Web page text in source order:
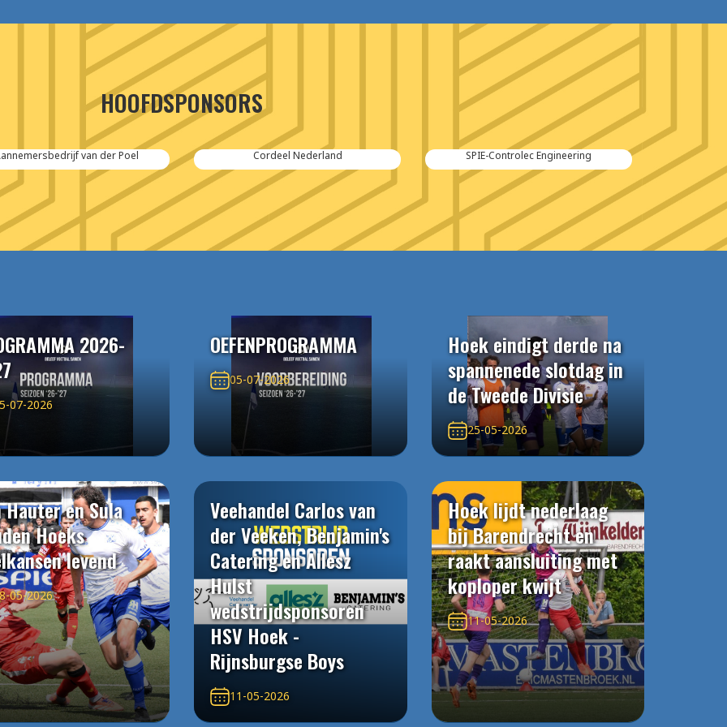
HOOFDSPONSORS
van der Poel Cordeel Nederland SPIE-Controlec Engineering
2026-
07-2026
OEFENPROGRAMMA
05-07-2026
Hoek eindigt derde na
spannenede slotdag in
de Tweede Divisie
25-05-2026
Hauter en Sula
Hoeks
levend
05-2026
Veehandel Carlos van
der Veeken, Benjamin's
Catering en Allesz
Hulst
wedstrijdsponsoren
HSV Hoek -
Rijnsburgse Boys
11-05-2026
Hoek lijdt nederlaag
bij Barendrecht en
raakt aansluiting met
koploper kwijt
11-05-2026